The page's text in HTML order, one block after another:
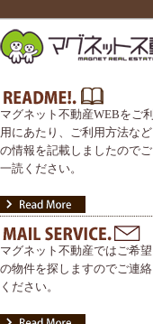
マグネット不動産WEBをご利
用にあたり、ご利用方法など
の情報を記載しましたのでご
一読ください。
マグネット不動産ではご希望
の物件を探しますのでご連絡
ください。